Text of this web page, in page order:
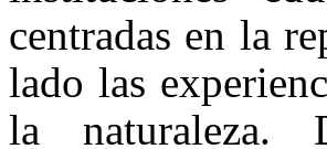
centradas en la
lado las
la naturaleza.